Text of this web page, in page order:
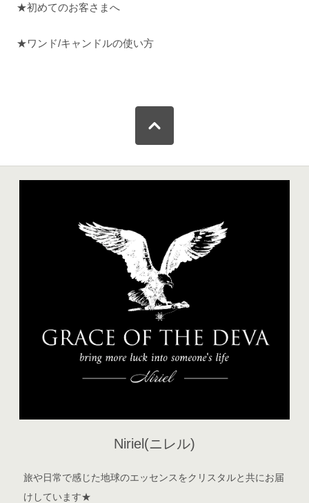
★初めてのお客さまへ
★ワンド/キャンドルの使い方
Niriel(ニレル)
旅や日常で感じた地球のエッセンスをクリスタルと共にお届
けしています★